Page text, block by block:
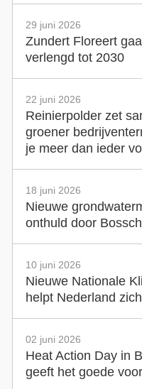
29 juni 2026
Zundert Floreert
verlengd tot 2030
22 juni 2026
Reinierpolder zet
groener
je meer dan ieder
18 juni 2026
Nieuwe
onthuld door
10 juni 2026
Nieuwe Nationale
helpt Nederland
02 juni 2026
Heat Action Day in
geeft het goede